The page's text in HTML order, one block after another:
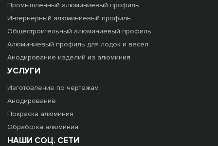
Промышленный алюминиевый профиль
Интерьерный алюминиевый профиль
Общестроительный алюминиевый профиль
Алюминиевый профиль для лодок и весел
Анодирование изделий из алюминия
УСЛУГИ
Изготовление по чертежам
Анодирование
Покраска алюминия
Обработка алюминия
НАШИ СОЦ. СЕТИ